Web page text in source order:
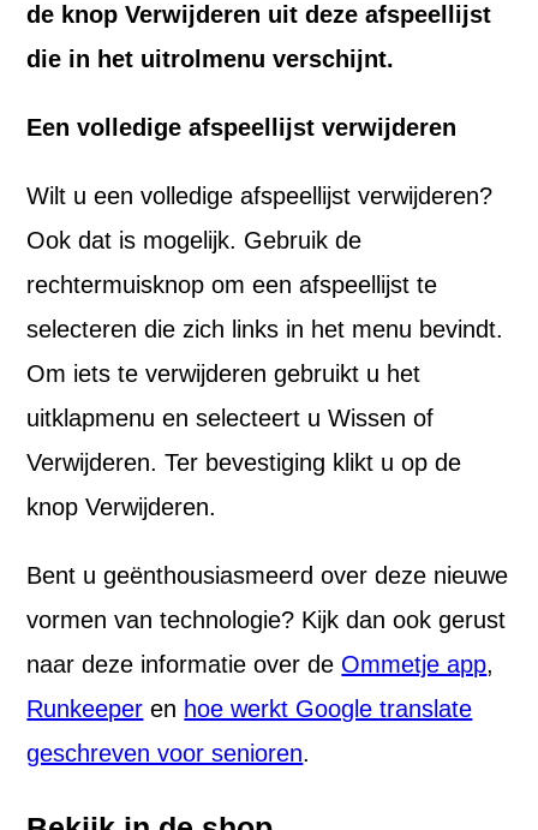
de knop Verwijderen uit deze afspeellijst
die in het uitrolmenu verschijnt.
Een volledige afspeellijst verwijderen
Wilt u een volledige afspeellijst verwijderen?
Ook dat is mogelijk. Gebruik de
rechtermuisknop om een afspeellijst te
selecteren die zich links in het menu bevindt.
Om iets te verwijderen gebruikt u het
uitklapmenu en selecteert u Wissen of
Verwijderen. Ter bevestiging klikt u op de
knop Verwijderen.
Bent u geënthousiasmeerd over deze nieuwe
vormen van technologie? Kijk dan ook gerust
naar deze informatie over de Ommetje app,
Runkeeper en hoe werkt Google translate
geschreven voor senioren.